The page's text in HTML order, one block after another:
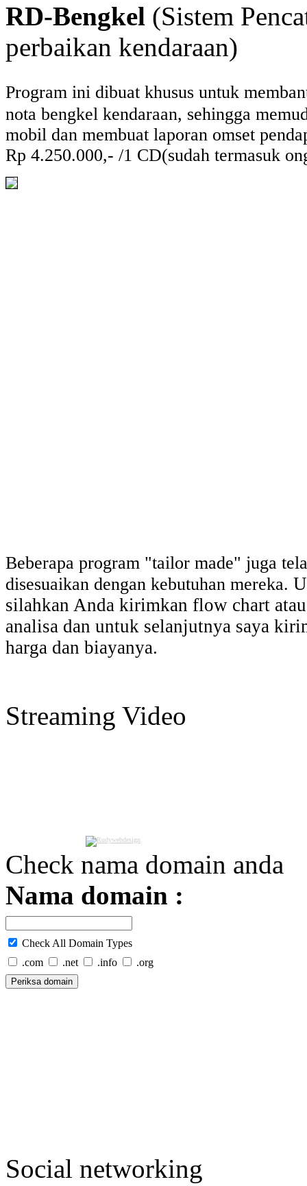
RD-Bengkel (Sistem
perbaikan kendaraan)
Program ini dibuat khusus untuk
nota bengkel kendaraan, sehingga
mobil dan membuat laporan omset
Rp 4.250.000,- /1 CD(sudah termasuk
Beberapa program "tailor made" juga
disesuaikan dengan kebutuhan mereka.
silahkan Anda kirimkan flow chart atau
analisa dan untuk selanjutnya saya
harga dan biayanya.
Streaming Video
Check nama domain anda
Nama domain :
Check All Domain Types
.com
.net .info .org
Social networking